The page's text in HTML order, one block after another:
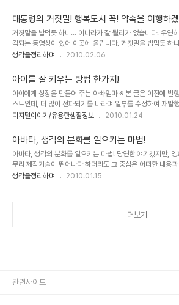
눈 글의 주제와 알..
들이 다시 잘 생각해 보면 결국 세상을 더럽히는 일이라는 것
됩니다. 그렇게 우리 모두가 당연하다고 생각하여 하고 있으니
문제가 아니라고 생각하게 됨으로써, 올바름에 대한 판단의
우리가 우리를 속이는 꼴이 되기도 하니 이 얼마나 웃긴 일인
서 일까요? 사람과 사람의 관계 속에서 신뢰의 시작은 눈빛만
약자들의 아픔을 등지고 자..
대통령의 거짓말! 행복도시 꼭! 약속을 이행하
거짓말을 밥먹듯 하니... 이나라가 잘 될리가 없습니다. 우연
각되는 동영상이 있어 이곳에 올립니다. 거짓말을 밥먹듯 하
다. 이 모습을 보고 싶지 않은 분들이 많겠지만, 우리들 스스
잘못이 얼마나 큰지 본격적인 경험은 하지도 못했다고 생각
이 어려움을 경험하고 있으며, 뭔가 잘못되었다는 것을 깨닫
러나 아직 먼것 같습니다. 아직... 세상의 악들이 지닌 공통점
것과 뻔뻔하다는 것. 그리고 자신을 치장하려 들고 자신을 위
생각을정리하며 2010.02.06
아이를 잘 키우는 방법 한가지!
아이에게 상장을 만들어 주는 아빠엄마 ※ 본 글은 이전에 발
스트인데, 더 많이 전파되기를 바라며 일부를 수정하여 재발
(_ _) 칭찬이라는 말을 참 좋아합니다. 우화를 통한 제목으로도
있기도 하지요. ▲ 칭찬릴레이 이벤트를 진행했던 인천인터넷
IBNNEWS의 첨부 이미지 가끔 아이들을 혼내는 일도 종종
만, 사실 그러고 나면 이상하게도 혼낸 그 마음 역시 좋질 않
그래서 가능한 아이들을 혼내지는 않으려 합니다. 정 필요한
그동안 아이들이 아빠를 무서워했던 그 때를 상기 시키는 정도
디지털이야기/유용한생활정보 2010.01.24
아바타, 생각의 분화를 일으키는 마법!
아바타, 생각의 분화를 일으키는 마법! 당연한 얘기겠지만, 영
무리 제작기술이 뛰어나다 하더라도 그 중심은 어떠한 내용과
를 담고 있느냐가 무엇보다도 중요한 요소일 겁니다. 몇해 전
분하게 얼룩졌던 그때의 기억이 좋지는 않지만... 이야기 또는
생각을정리하며 2010.01.15
더보기
관련사이트